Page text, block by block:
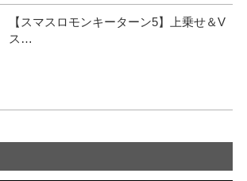
【スマスロモンキーターン5】上乗せ＆V
ス…